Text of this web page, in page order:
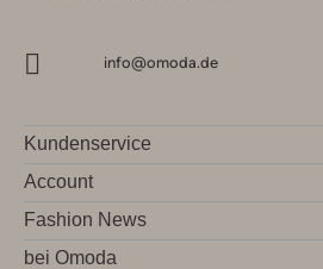
info@omoda.de
Kundenservice
Account
Fashion News
bei Omoda